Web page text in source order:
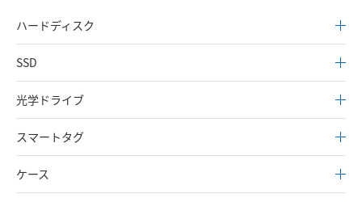
ハードディスク
SSD
光学ドライブ
スマートタグ
ケース